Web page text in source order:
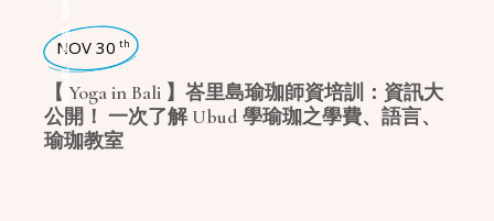
瑜珈企劃
瑜珈教室
NOV 30 th
【 Yoga in Bali 】峇里島瑜珈師資培訓：資訊大
公開！ 一次了解 Ubud 學瑜珈之學費、語言、
瑜珈教室